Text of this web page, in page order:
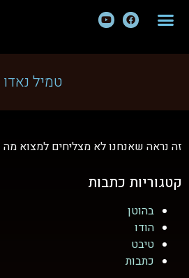
טמיל נאדו
זה נראה שאנחנו לא מצליחים למצוא
קטגוריות כתבות
בהוטן
הודו
טיבט
כתבות